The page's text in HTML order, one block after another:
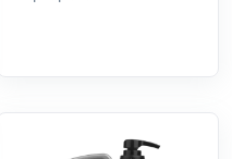
refrescantes, com